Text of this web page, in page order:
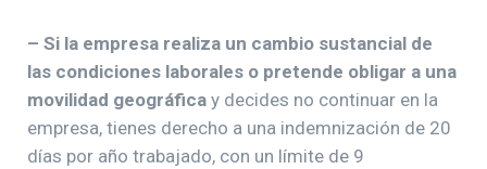
– Si la empresa realiza un cambio sustancial de
las condiciones laborales o pretende obligar a una
movilidad geográfica y decides no continuar en la
empresa, tienes derecho a una indemnización de 20
días por año trabajado, con un límite de 9